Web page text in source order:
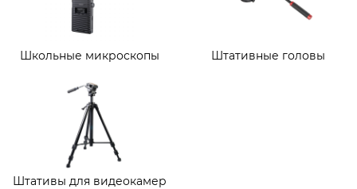
Школьные микроскопы Штативные головы
Штативы для видеокамер